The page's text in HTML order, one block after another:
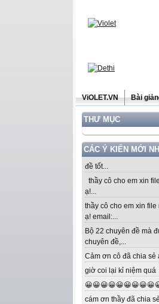
ViOLET.VN Bài
THƯ MỤC
CÁC Ý KIẾN MỚI
đề tốt...
thầy cô cho em xin
ạ!...
thầy cô cho em xin file
ạ! email:...
Bộ 22 chuyên đề mà
chuyên đề,...
Cảm ơn cô đã chia sẻ
giờ coi lại kỉ niệm quá
cám ơn thầy đã chia